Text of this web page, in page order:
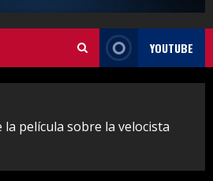
YOUTUBE
la película sobre la velocista